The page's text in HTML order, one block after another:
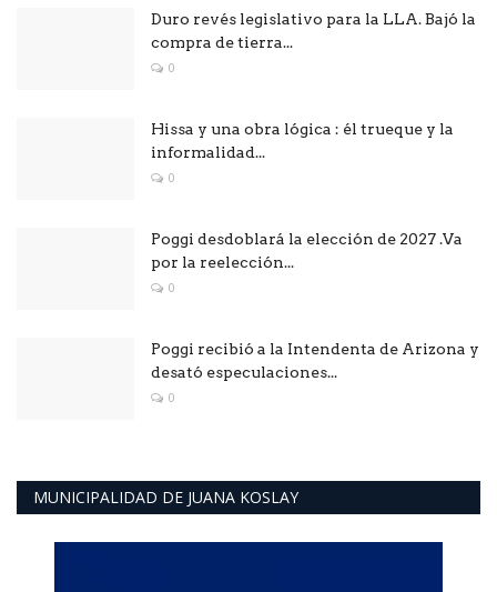
Duro revés legislativo para la LLA. Bajó la
compra de tierra...
0
Hissa y una obra lógica : él trueque y la
informalidad...
0
Poggi desdoblará la elección de 2027 .Va
por la reelección...
0
Poggi recibió a la Intendenta de Arizona y
desató especulaciones...
0
MUNICIPALIDAD DE JUANA KOSLAY